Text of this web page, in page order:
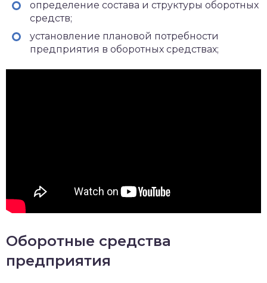
определение состава и структуры оборотных
средств;
установление плановой потребности
предприятия в оборотных средствах;
Оборотные средства
предприятия